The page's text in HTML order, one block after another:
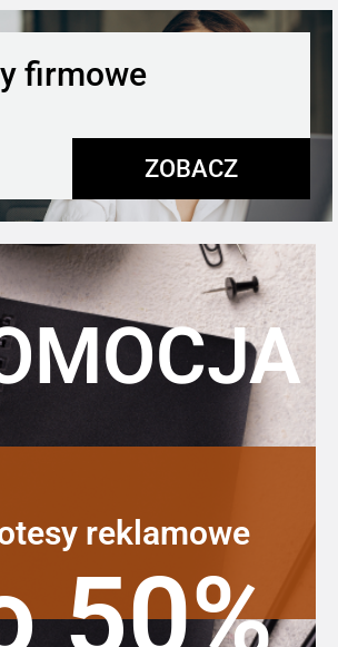
firmowe
ZOBACZ
reklamowe
50%